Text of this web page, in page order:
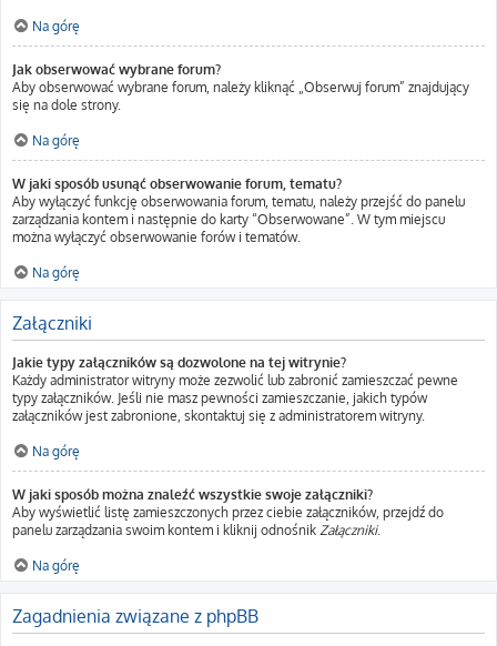
Na górę
Jak obserwować wybrane forum?
Aby obserwować wybrane forum, należy kliknąć „Obserwuj forum” znajdujący
się na dole strony.
Na górę
W jaki sposób usunąć obserwowanie forum, tematu?
Aby wyłączyć funkcję obserwowania forum, tematu, należy przejść do panelu
zarządzania kontem i następnie do karty “Obserwowane”. W tym miejscu
można wyłączyć obserwowanie forów i tematów.
Na górę
Załączniki
Jakie typy załączników są dozwolone na tej witrynie?
Każdy administrator witryny może zezwolić lub zabronić zamieszczać pewne
typy załączników. Jeśli nie masz pewności zamieszczanie, jakich typów
załączników jest zabronione, skontaktuj się z administratorem witryny.
Na górę
W jaki sposób można znaleźć wszystkie swoje załączniki?
Aby wyświetlić listę zamieszczonych przez ciebie załączników, przejdź do
panelu zarządzania swoim kontem i kliknij odnośnik Załączniki.
Na górę
Zagadnienia związane z phpBB